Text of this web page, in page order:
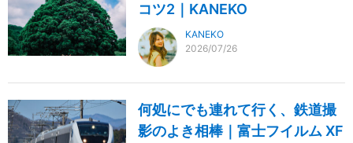
コツ2｜KANEKO
KANEKO
2026/07/26
何処にでも連れて行く、鉄道撮
影のよき相棒｜富士フイルム XF